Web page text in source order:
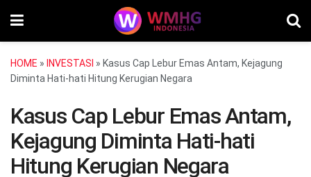
HOME » INVESTASI » Kasus Cap Lebur Emas Antam, Kejagung
Diminta Hati-hati Hitung Kerugian Negara
Kasus Cap Lebur Emas Antam,
Kejagung Diminta Hati-hati
Hitung Kerugian Negara